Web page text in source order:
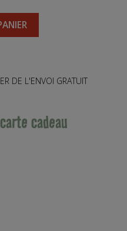
DE L'ENVOI GRATUIT
cadeau